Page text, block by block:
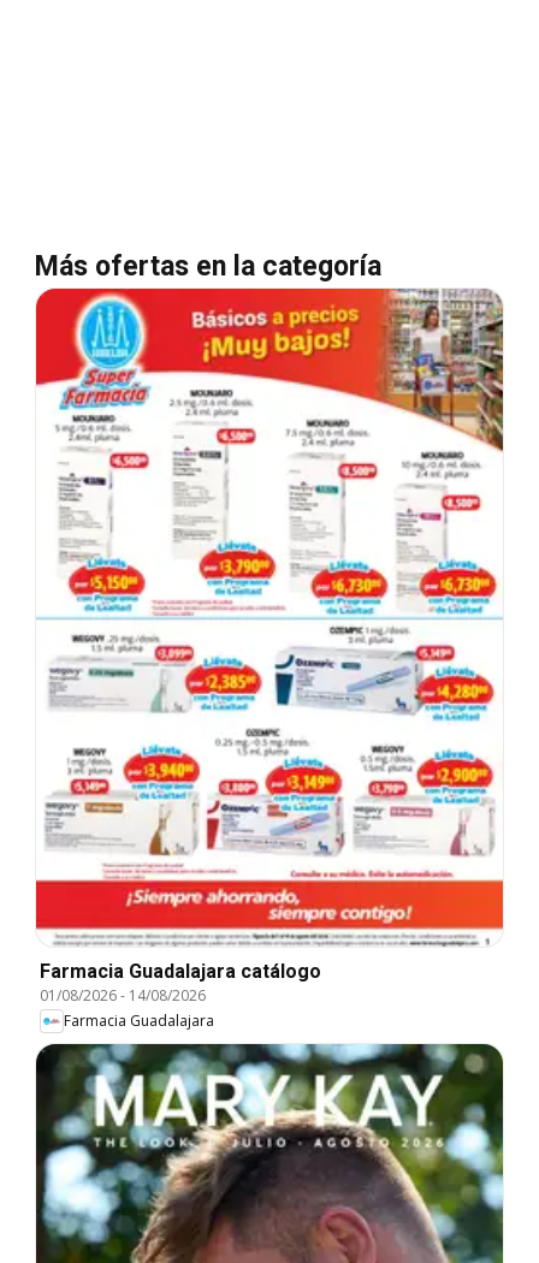
Más ofertas en la categoría
Farmacia Guadalajara catálogo
01/08/2026- 14/08/2026
Farmacia Guadalajara